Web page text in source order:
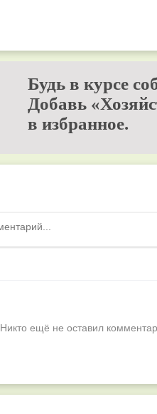
Будь в курсе
Добавь
в избранное.
Никто ещё не оставил